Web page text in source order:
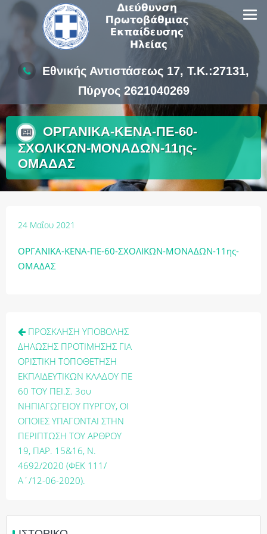
Skip
Εθνικής Αντιστάσεως 17, Τ.Κ.:27131,
Πύργος 2621040269
ΟΡΓΑΝΙΚΑ-ΚΕΝΑ-ΠΕ-60-
ΣΧΟΛΙΚΩΝ-ΜΟΝΑΔΩΝ-11ης-
ΟΜΑΔΑΣ
24 Μαΐου 2021
ΟΡΓΑΝΙΚΑ-ΚΕΝΑ-ΠΕ-60-ΣΧΟΛΙΚΩΝ-ΜΟΝΑΔΩΝ-11ης-
ΟΜΑΔΑΣ
Πλοήγηση
άρθρων
ΠΡΟΣΚΛΗΣΗ ΥΠΟΒΟΛΗΣ
ΔΗΛΩΣΗΣ ΠΡΟΤΙΜΗΣΗΣ ΓΙΑ
ΟΡΙΣΤΙΚΗ ΤΟΠΟΘΕΤΗΣΗ
ΕΚΠΑΙΔΕΥΤΙΚΩΝ ΚΛΑΔΟΥ ΠΕ
60 ΤΟΥ ΠΕΙ.Σ. 3ου
ΝΗΠΙΑΓΩΓΕΙΟΥ ΠΥΡΓΟΥ, ΟΙ
ΟΠΟΙΕΣ ΥΠΑΓΟΝΤΑΙ ΣΤΗΝ
ΠΕΡΙΠΤΩΣΗ ΤΟΥ ΑΡΘΡΟΥ
19, ΠΑΡ. 15&16, Ν.
4692/2020 (ΦΕΚ 111/
Α΄/12-06-2020).